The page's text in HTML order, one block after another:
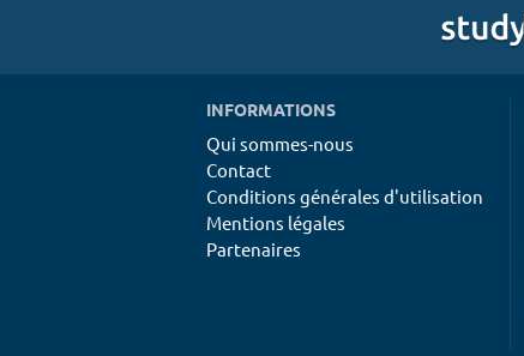
INFORMATIONS
Qui sommes-nous
Contact
Conditions générales d'utilisation
Mentions légales
Partenaires